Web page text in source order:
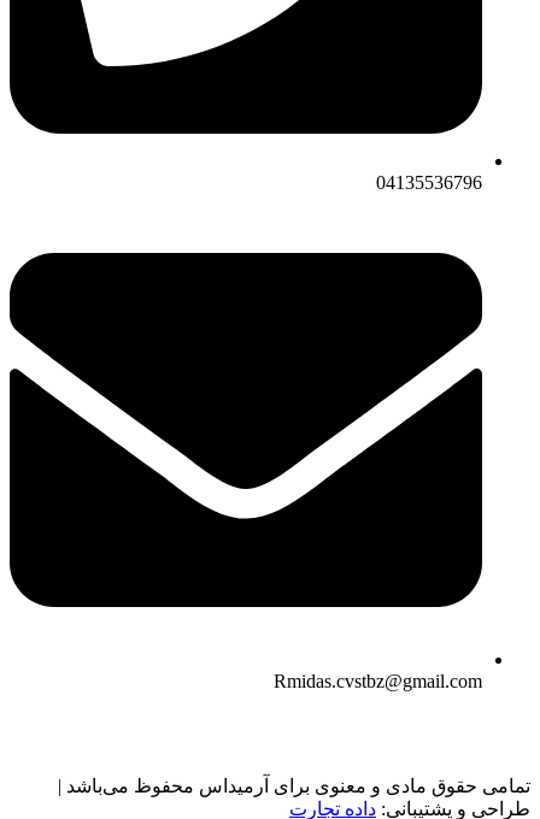
04135536796
Rmidas.cvstbz@gmail.com
تمامی حقوق مادی و معنوی برای آرمیداس محفوظ می‌باشد |
طراحی و پشتیبانی: داده تجارت